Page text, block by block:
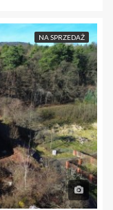
NA SPRZEDAŻ